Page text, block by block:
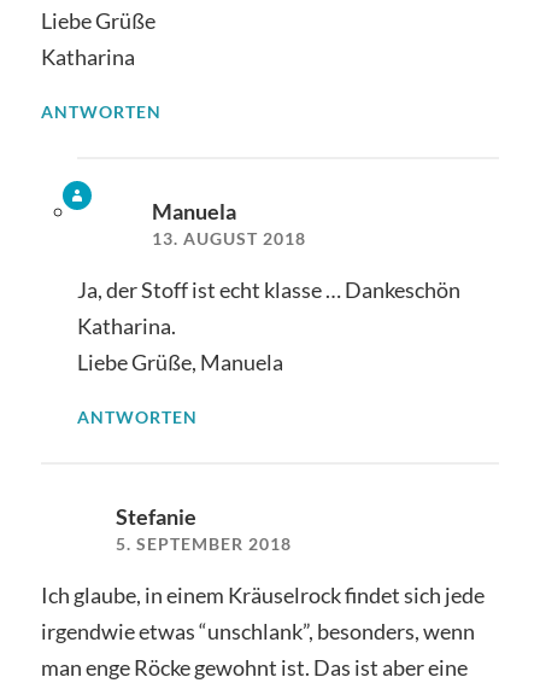
Liebe Grüße
Katharina
ANTWORTEN
Manuela
13. AUGUST 2018
Ja, der Stoff ist echt klasse … Dankeschön
Katharina.
Liebe Grüße, Manuela
ANTWORTEN
Stefanie
5. SEPTEMBER 2018
Ich glaube, in einem Kräuselrock findet sich jede
irgendwie etwas “unschlank”, besonders, wenn
man enge Röcke gewohnt ist. Das ist aber eine